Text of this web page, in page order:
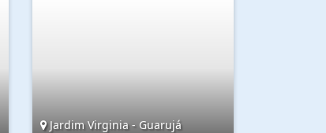
Jardim Virginia - Guarujá